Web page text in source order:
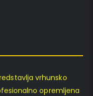
vrhunsko
opremljena